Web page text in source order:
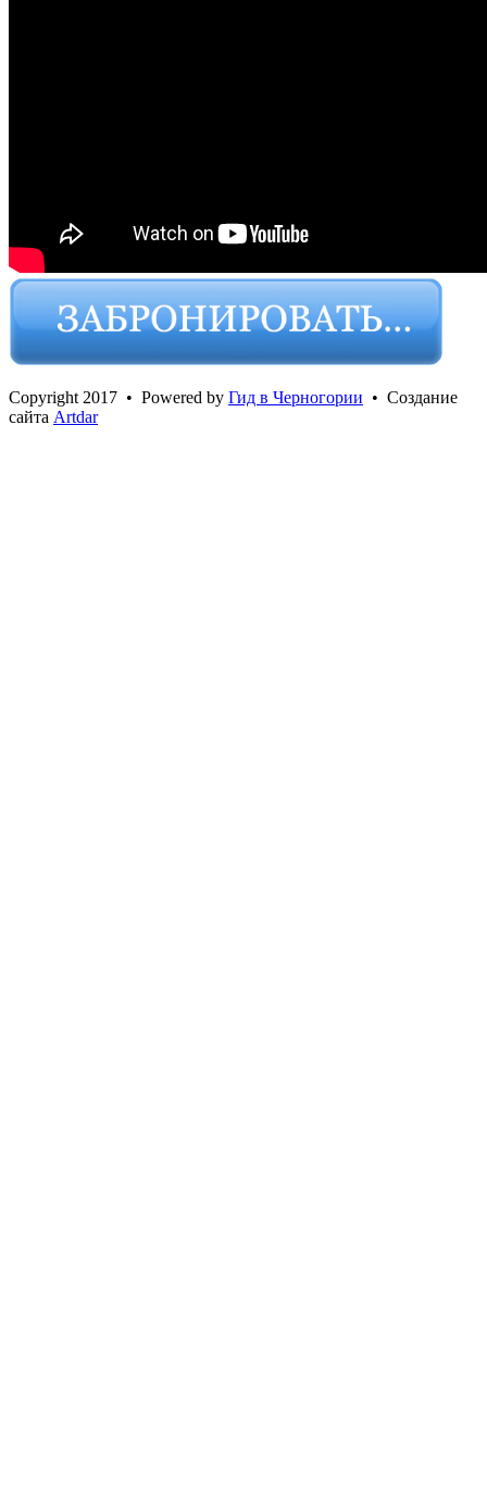
Сopyright 2017 • Powered by Гид в Черногории • Создание
сайта Artdar